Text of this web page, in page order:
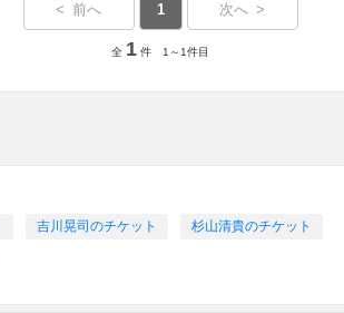
< 前へ 1 次へ >
全 1 件 1～1件目
吉川晃司のチケット 杉山清貴のチケット